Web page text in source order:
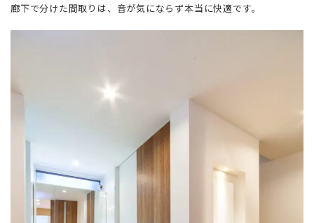
廊下で分けた間取りは、音が気にならず本当に快適です。